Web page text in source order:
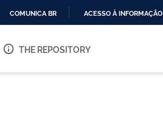
O
COMUNICA BR ACESSO À INFORMAÇÃO
THE REPOSITORY